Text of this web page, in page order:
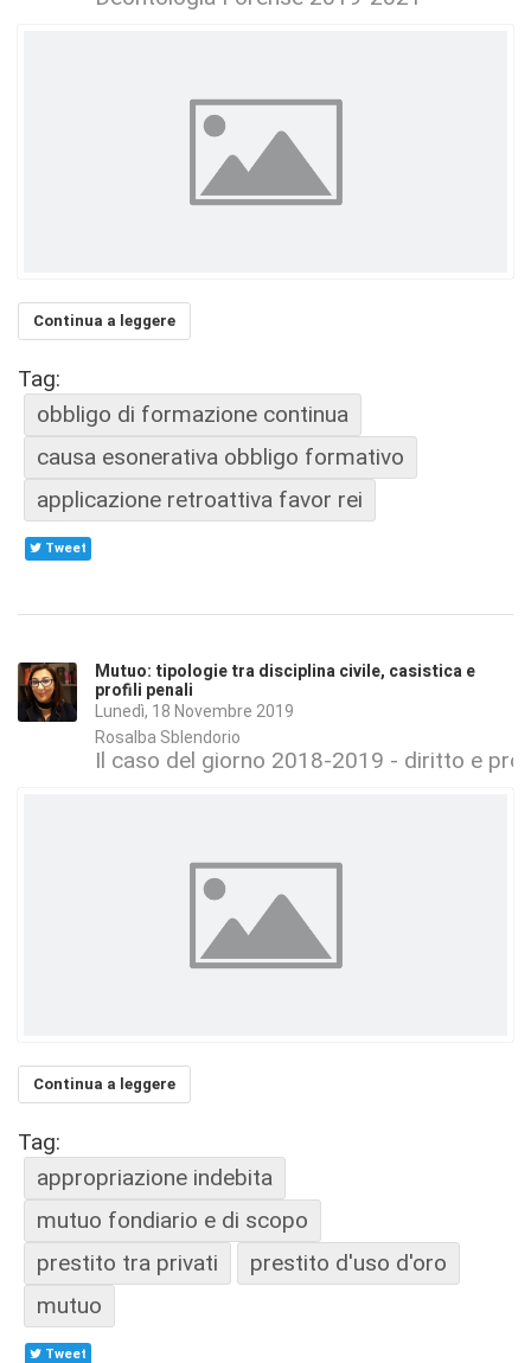
Continua a leggere
Tag:
obbligo di formazione continua
causa esonerativa obbligo formativo
applicazione retroattiva favor rei
Tweet
Mutuo: tipologie tra disciplina civile, casistica e
profili penali
Lunedì, 18 Novembre 2019
Rosalba Sblendorio
Il caso del giorno 2018-2019 - diritto e
Continua a leggere
Tag:
appropriazione indebita
mutuo fondiario e di scopo
prestito tra privati
prestito d'uso d'oro
mutuo
Tweet